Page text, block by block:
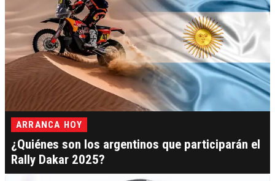
ARRANCA HOY
¿Quiénes son los argentinos que participarán el
Rally Dakar 2025?